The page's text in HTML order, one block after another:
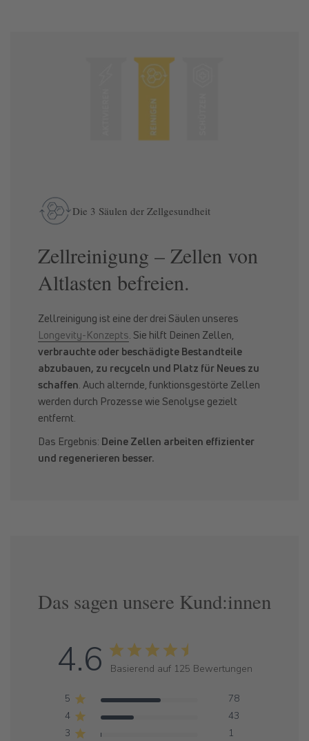
Die 3 Säulen der Zellgesundheit
Zellreinigung – Zellen von
Altlasten befreien.
Zellreinigung ist eine der drei Säulen unseres
Longevity-Konzepts. Sie hilft Deinen Zellen,
verbrauchte oder beschädigte Bestandteile
abzubauen, zu recyceln und Platz für Neues zu
schaffen. Auch alternde, funktionsgestörte Zellen
werden durch Prozesse wie Senolyse gezielt
entfernt.
Das Ergebnis: Deine Zellen arbeiten effizienter
und regenerieren besser.
Das sagen unsere Kund:innen
4.6 Basierend auf 125 Bewertungen
5
78
4
43
3
1